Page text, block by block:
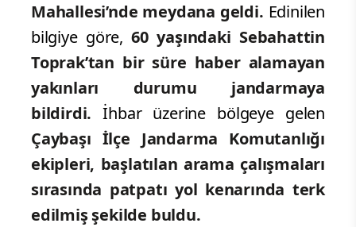
Mahallesi’nde meydana geldi. Edinilen
bilgiye göre,60 yaşındaki Sebahattin
Toprak’tan bir süre haber alamayan
yakınları durumu jandarmaya
bildirdi. İhbar üzerine bölgeye gelen
Çaybaşı İlçe Jandarma Komutanlığı
ekipleri, başlatılan arama çalışmaları
sırasında patpatı yol kenarında terk
edilmiş şekilde buldu.